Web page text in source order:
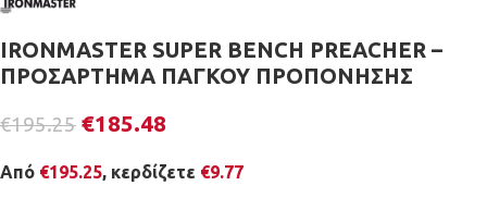
IRONMASTER SUPER BENCH PREACHER –
ΠΡΟΣΑΡΤΗΜΑ ΠΑΓΚΟΥ ΠΡΟΠΟΝΗΣΗΣ
€195.25 €185.48
Από €195.25, κερδίζετε €9.77